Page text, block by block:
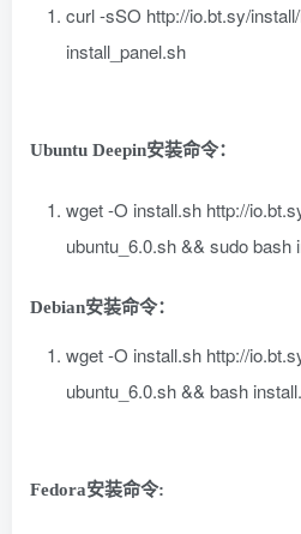
curl -sSO http://io.bt.sy/
install_panel.sh
Ubuntu Deepin安装命令：
wget -O install.sh http://
ubuntu_6.0.sh && sudo bash
Debian安装命令：
wget -O install.sh http://
ubuntu_6.0.sh && bash
Fedora安装命令: